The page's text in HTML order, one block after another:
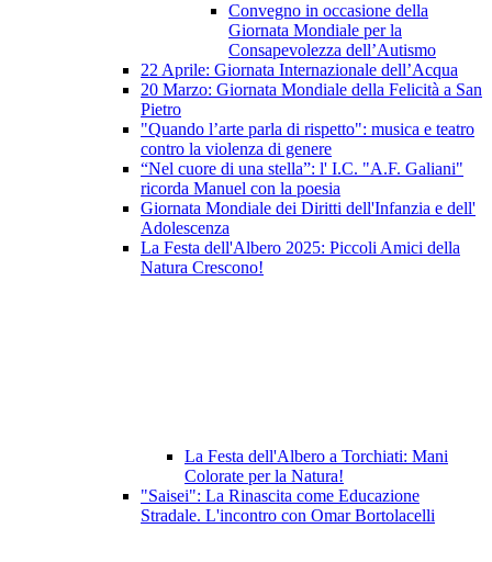
Convegno in occasione della
Giornata Mondiale per la
Consapevolezza dell’Autismo
22 Aprile: Giornata Internazionale dell’Acqua
20 Marzo: Giornata Mondiale della Felicità a San
Pietro
"Quando l’arte parla di rispetto": musica e teatro
contro la violenza di genere
“Nel cuore di una stella”: l' I.C. "A.F. Galiani"
ricorda Manuel con la poesia
Giornata Mondiale dei Diritti dell'Infanzia e dell'
Adolescenza
La Festa dell'Albero 2025: Piccoli Amici della
Natura Crescono!
La Festa dell'Albero a Torchiati: Mani
Colorate per la Natura!
"Saisei": La Rinascita come Educazione
Stradale. L'incontro con Omar Bortolacelli